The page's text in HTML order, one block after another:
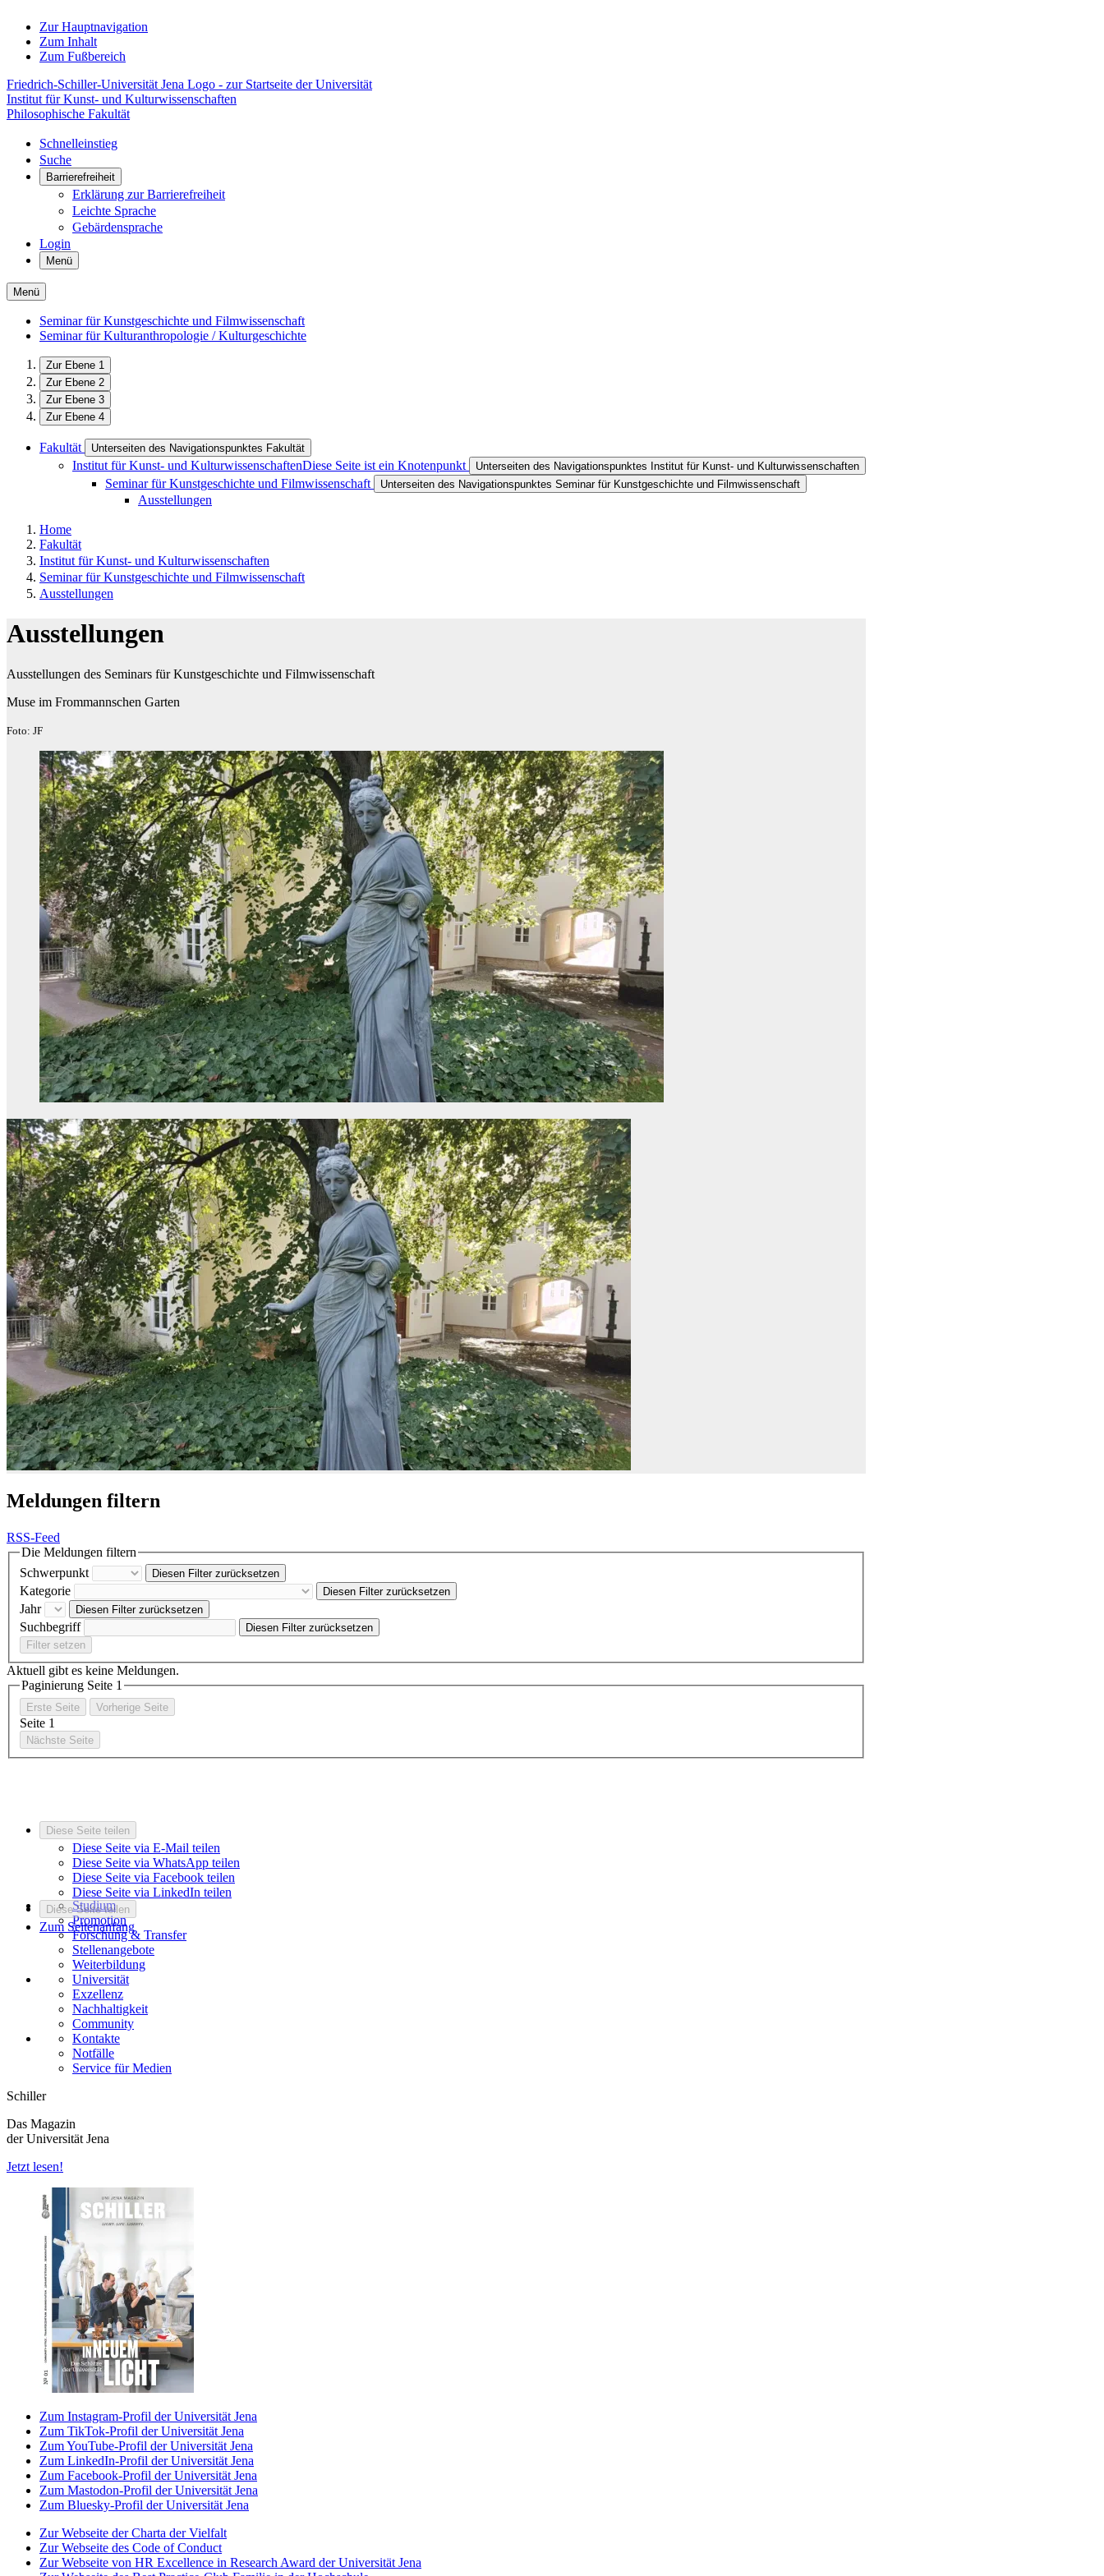
Zur Hauptnavigation
Zum Inhalt
Zum Fußbereich
Friedrich-Schiller-Universität Jena Logo - zur Startseite der Universität
Institut für Kunst- und Kulturwissenschaften
Philosophische Fakultät
Schnelleinstieg
Suche
Barrierefreiheit
Erklärung zur Barrierefreiheit
Leichte Sprache
Gebärdensprache
Login
Menü
Menü
Seminar für Kunstgeschichte und Filmwissenschaft
Seminar für Kulturanthropologie / Kulturgeschichte
Zur Ebene 1
Zur Ebene 2
Zur Ebene 3
Zur Ebene 4
Fakultät Unterseiten des Navigationspunktes Fakultät
Institut für Kunst- und KulturwissenschaftenDiese Seite ist ein Knotenpunkt Unterseiten des Navigationspunktes Institut für Kunst- und Kulturwissenschaften
Seminar für Kunstgeschichte und Filmwissenschaft Unterseiten des Navigationspunktes Seminar für Kunstgeschichte und Filmwissenschaft
Ausstellungen
Home
Fakultät
Institut für Kunst- und Kulturwissenschaften
Seminar für Kunstgeschichte und Filmwissenschaft
Ausstellungen
Ausstellungen
Ausstellungen des Seminars für Kunstgeschichte und Filmwissenschaft
Muse im Frommannschen Garten
Foto: JF
Meldungen filtern
RSS-Feed
Die Meldungen filtern
Schwerpunkt
Diesen Filter zurücksetzen
Kategorie Diesen Filter zurücksetzen
Jahr Diesen Filter zurücksetzen
Suchbegriff
Diesen Filter zurücksetzen
Filter setzen
Aktuell gibt es keine Meldungen.
Paginierung Seite 1
Erste Seite Vorherige Seite
Seite 1
Nächste Seite
Diese Seite teilen
Diese Seite via E-Mail teilen
Diese Seite via WhatsApp teilen
Diese Seite via Facebook teilen
Diese Seite via LinkedIn teilen
Diese Seite teilen
Zum Seitenanfang
Studium
Promotion
Forschung & Transfer
Stellenangebote
Weiterbildung
Universität
Exzellenz
Nachhaltigkeit
Community
Kontakte
Notfälle
Service für Medien
Schiller
Das Magazin
der Universität Jena
Jetzt lesen!
Zum Instagram-Profil der Universität Jena
Zum TikTok-Profil der Universität Jena
Zum YouTube-Profil der Universität Jena
Zum LinkedIn-Profil der Universität Jena
Zum Facebook-Profil der Universität Jena
Zum Mastodon-Profil der Universität Jena
Zum Bluesky-Profil der Universität Jena
Zur Webseite der Charta der Vielfalt
Zur Webseite des Code of Conduct
Zur Webseite von HR Excellence in Research Award der Universität Jena